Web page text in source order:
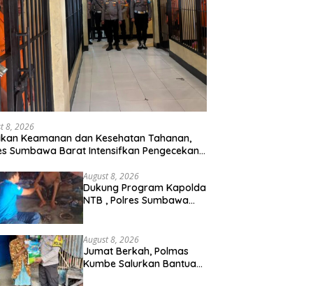
8, 2026
Keamanan dan Kesehatan Tahanan,
Sumbawa Barat Intensifkan Pengecekan
August 8, 2026
Dukung Program Kapolda
NTB , Polres Sumbawa
di Masyarakat
August 8, 2026
Jumat Berkah, Polmas
Kumbe Salurkan Bantuan